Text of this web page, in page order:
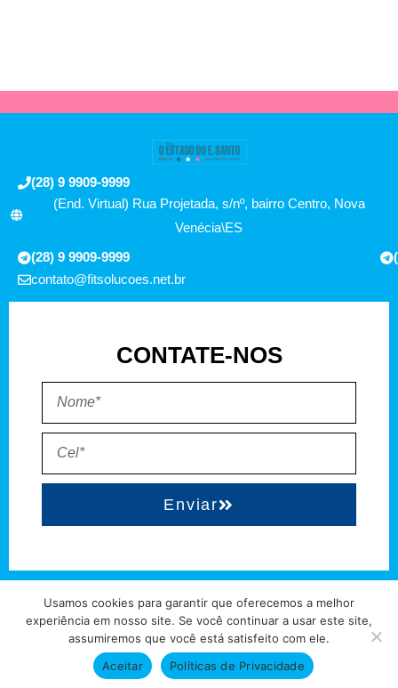
(28) 9 9909-9999
(End. Virtual) Rua Projetada, s/nº, bairro Centro, Nova
Venécia\ES
(28) 9 9909-9999
contato@fitsolucoes.net.br
CONTATE-NOS
Enviar
Direitos reservados à FIT Soluções = Atualizado pelo Consórcio de
Agências: Kriativuz – Philadelphia – AGS2 = Hospedado em
Usamos cookies para garantir que oferecemos a melhor
experiência em nosso site. Se você continuar a usar este site,
assumiremos que você está satisfeito com ele.
Aceitar
Políticas de Privacidade